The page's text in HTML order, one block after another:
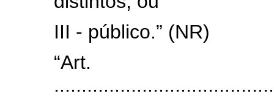
III - público.” (NR)